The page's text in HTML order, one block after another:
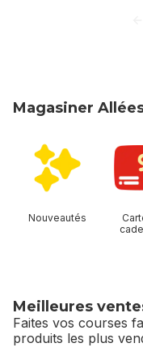
Magasiner
Nouveautés
Meilleures
Faites vos courses
produits les plus